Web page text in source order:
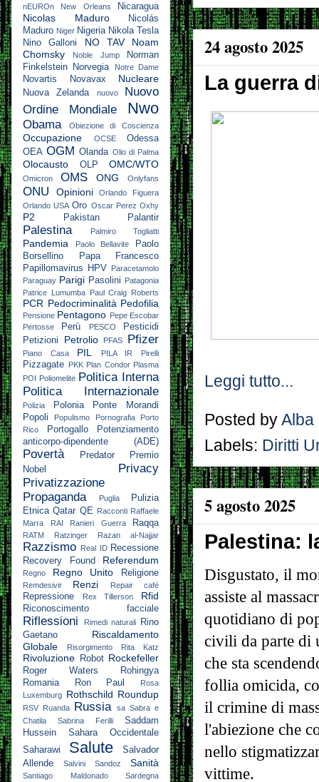
24 agosto 2025
La guerra
Leggi tutto...
Posted by Alba
Labels: Diritti
5 agosto 2025
Palestina:
Disgustato, il
assiste al
quotidiano di
civili da parte di
che sta
follia omicida,
il crimine di
l'abiezione che
nello
vittime.
nEUROn
New Orleans Nicaragua
Nicolas Maduro
Nicolás
Maduro Niger Nigeria Nikola Tesla
Nino Galloni
NO TAV
Noam
Chomsky
Noble Jump
Norman
Finkelstein
Norvegia Notre Dame
Novartis Novavax Nucleare
Nuova Zelanda nuovo
Nuovo
Ordine Mondiale
Nwo
Obama Obiezione di Coscienza
Occupazione OCSE
Odessa
OEA OGM Olanda Olio di Palma
Olocausto OLP OMC/WTO
Omicron OMS ONG Onlyfans
ONU Opinioni
Orlando Figuera
Orlando USA Oro Oscar Perez Oxhy
P2 Pakistan Palantir
Palestina Palmiro Togliatti
Pandemia Paolo Bellavite
Paolo
Borsellino
Papa Francesco
Papillomavirus HPV
Paracetamolo
Paraguay Parigi Pasolini Patagonia
Patrice Lumumba
Paul Craig Roberts
PCR Pedocriminalità Pedofilia
Pensione Pentagono Pepe Escobar
Pertosse
Perù PESCO
Pesticidi
Petizioni
Petrolio PFAS Pfizer
Piano Casa PIL PILA IR Pirelli
Pizzagate PKK Plan Condor Plasma
POI Poliomelite Politica Interna
Politica Internazionale
Polizia Polonia
Ponte Morandi
Popoli
Populismo Pornografia
Porto
Rico
Portogallo
Potenziamento
anticorpo-dipendente (ADE)
Povertà Predator
Premio
Nobel
Privacy
Privatizzazione
Propaganda
Puglia
Pulizia
Etnica Qatar QE Racconti Raffaele
Marra
RAI Ranieri Guerra Raqqa
RATM Ratzinger Razan al-Najjar
Razzismo Real ID Recessione
Recovery Found
Referendum
Regno Regno Unito Religione
Remdesivir Renzi Repair café
Repressione Rex Tillerson Rfid
Riconoscimento facciale
Riflessioni Rimedi naturali
Rino
Gaetano
Riscaldamento
Globale
Risorgimento Rita Katz
Rivoluzione Robot Rockefeller
Roger Waters
Rohingya
Romania
Ron Paul
Rosa
Luxemburg Rothschild Roundup
RSV Ruanda Russia sa Sabra e
Chatila
Sabrina Ferilli
Saddam
Hussein
Sahara Occidentale
Saharawi
Salute
Salvador
Allende
Salvini Sandoz Sanità
Santiago Maldonado Sardegna